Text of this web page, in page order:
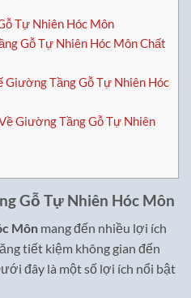
Tự Nhiên Hóc Môn
Gỗ Tự Nhiên Hóc Môn Chất
Tầng Gỗ Tự Nhiên Hóc
Giường Tầng Gỗ Tự Nhiên
Gỗ Tự Nhiên Hóc Môn
Môn mang đến nhiều lợi ích
tiết kiệm không gian đến
đây là một số lợi ích nổi bật